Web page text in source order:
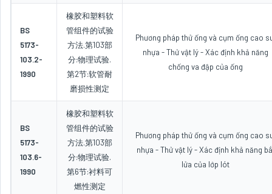
BS
5173-
103.2-
1990
橡胶和塑料软
管组件的试验
方法.第103部
分:物理试验.
第2节:软管耐
磨损性测定
Phương pháp thử ống và cụm ống cao
nhựa - Thử vật lý - Xác định khả năng
chống va đập của ống
BS
5173-
103.6-
1990
橡胶和塑料软
管组件的试验
方法.第103部
分:物理试验.
第6节:衬料可
燃性测定
Phương pháp thử ống và cụm ống cao
nhựa - Thử vật lý - Xác định khả năng
lửa của lớp lót